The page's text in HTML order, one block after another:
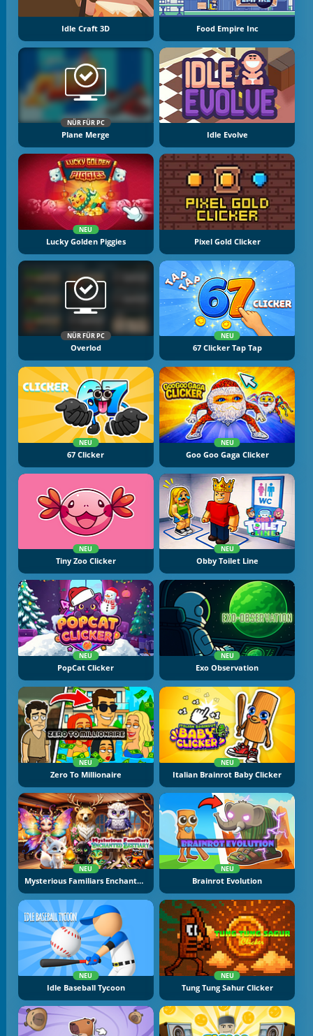
Idle Craft 3D Food Empire Inc
NÜR FÜR PC
Plane Merge Idle Evolve
NEU
Lucky Golden Piggies Pixel Gold Clicker
NÜR FÜR PC
Overlod
NEU
67 Clicker Tap Tap
NEU
67 Clicker
NEU
Goo Goo Gaga Clicker
NEU
Tiny Zoo Clicker
NEU
Obby Toilet Line
NEU
PopCat Clicker
NEU
Exo Observation
NEU
Zero To Millionaire
NEU
Italian Brainrot Baby Clicker
NEU
Mysterious Familiars Enchanted Bestiary
NEU
Brainrot Evolution
NEU
Idle Baseball Tycoon
NEU
Tung Tung Sahur Clicker